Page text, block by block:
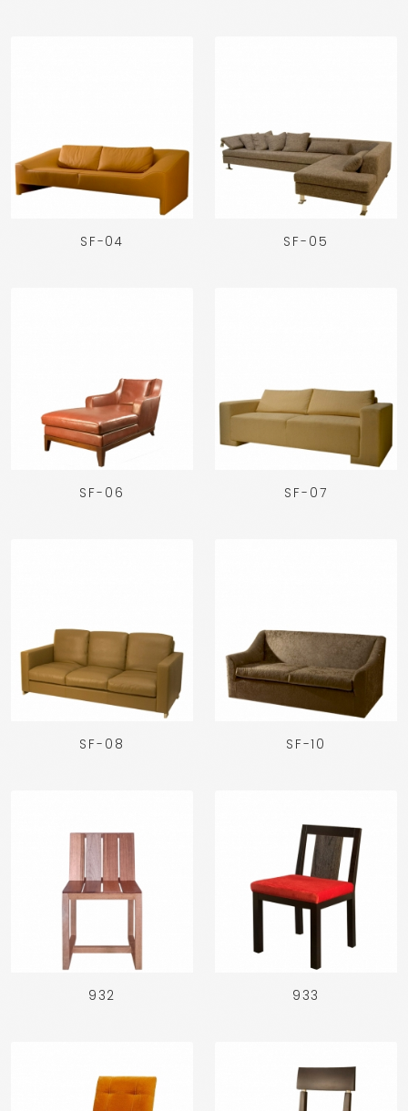
SF-04 SF-05
SF-06 SF-07
SF-08 SF-10
932 933